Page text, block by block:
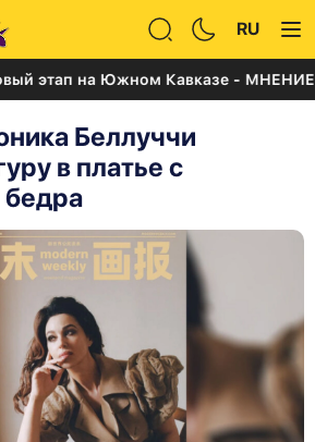
RU
на Южном Кавказе - МНЕНИЕ
Беллуччи
в платье с